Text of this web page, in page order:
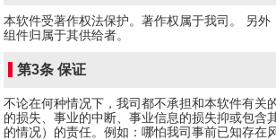
本软件受著作权法保护。著作权属于我司。 另外
组件归属于其供给者。
第3条 保证
不论在何种情况下，我司都不承担和本软件有关
的损失、事业的中断、事业信息的损失抑或包含
的情况）的责任。例如：哪怕我司事前已知存在